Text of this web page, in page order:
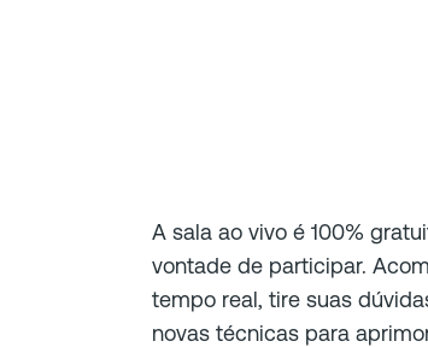
A sala ao vivo é 100%
vontade de participar.
tempo real, tire suas
novas técnicas para